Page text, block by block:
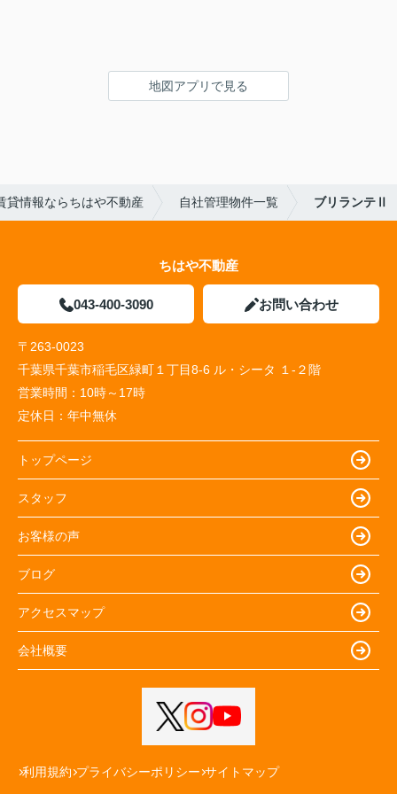
地図アプリで見る
貸情報ならちはや不動産 自社管理物件一覧 ブリランテⅡ
ちはや不動産
043-400-3090 お問い合わせ
〒263-0023
千葉県千葉市稲毛区緑町１丁目8-6 ル・シータ １-２階
営業時間： 10時～17時
定休日： 年中無休
トップページ
スタッフ
お客様の声
ブログ
アクセスマップ
会社概要
利用規約 プライバシーポリシー サイトマップ